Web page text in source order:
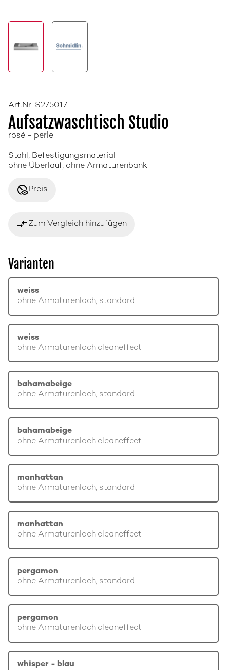
Art.Nr. S275017
Aufsatzwaschtisch Studio
rosé - perle
Stahl, Befestigungsmaterial
ohne Überlauf, ohne Armaturenbank
disabled_visiblePreis
compare_arrowsZum Vergleich hinzufügen
Varianten
weiss
ohne Armaturenloch, standard
weiss
ohne Armaturenloch cleaneffect
bahamabeige
ohne Armaturenloch, standard
bahamabeige
ohne Armaturenloch cleaneffect
manhattan
ohne Armaturenloch, standard
manhattan
ohne Armaturenloch cleaneffect
pergamon
ohne Armaturenloch, standard
pergamon
ohne Armaturenloch cleaneffect
whisper - blau